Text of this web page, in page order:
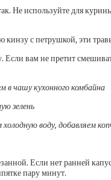
используйте для
с петрушкой, эти
вам не претит
в чашу кухонного комбайна
зелень
воду, добавляем
Если нет ранней
пару минут.